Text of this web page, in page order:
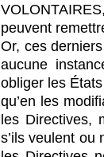
peuvent
Or, ces
aucune
obliger les
qu’en les
les Directives,
s’ils veulent ou